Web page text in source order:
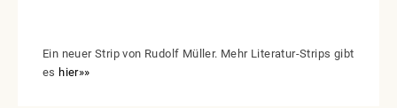
Ein neuer Strip von Rudolf Müller. Mehr Literatur-Strips gibt
es hier»»